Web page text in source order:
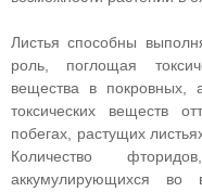
Листья способны
роль, поглощая
вещества в покровных,
токсических веществ
побегах, растущих
Количество
аккумулирующихся